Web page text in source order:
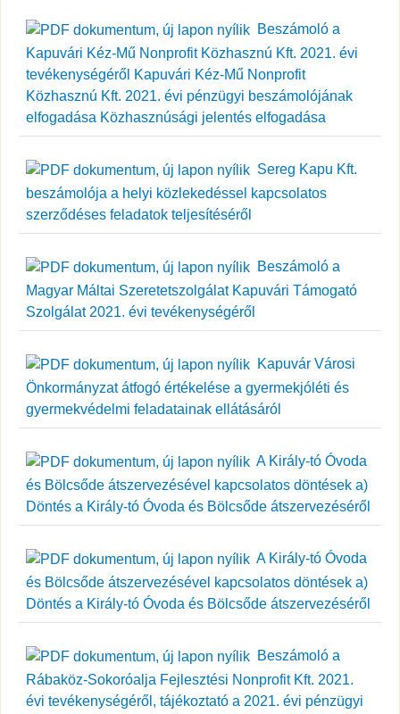
Beszámoló a
Kapuvári Kéz-Mű Nonprofit Közhasznú Kft. 2021. évi
tevékenységéről Kapuvári Kéz-Mű Nonprofit
Közhasznú Kft. 2021. évi pénzügyi beszámolójának
elfogadása Közhasznúsági jelentés elfogadása
Sereg Kapu Kft.
beszámolója a helyi közlekedéssel kapcsolatos
szerződéses feladatok teljesítéséről
Beszámoló a
Magyar Máltai Szeretetszolgálat Kapuvári Támogató
Szolgálat 2021. évi tevékenységéről
Kapuvár Városi
Önkormányzat átfogó értékelése a gyermekjóléti és
gyermekvédelmi feladatainak ellátásáról
A Király-tó Óvoda
és Bölcsőde átszervezésével kapcsolatos döntések a)
Döntés a Király-tó Óvoda és Bölcsőde átszervezéséről
A Király-tó Óvoda
és Bölcsőde átszervezésével kapcsolatos döntések a)
Döntés a Király-tó Óvoda és Bölcsőde átszervezéséről
Beszámoló a
Rábaköz-Sokoróalja Fejlesztési Nonprofit Kft. 2021.
évi tevékenységéről, tájékoztató a 2021. évi pénzügyi